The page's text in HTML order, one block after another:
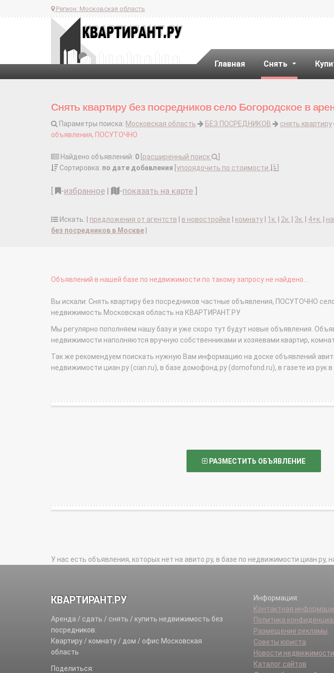
Регион: Московская область
Главная Снять
Снять квартиру без посредников село Богородское в
Параметры поиска: Московская область БЕЗ ПОСРЕДНИКОВ снять квартиру
объявления, ПОСУТОЧНО
Найдено объявлений: 0 расширенный поиск
Сортировка: по дате добавления упорядочить по стоимости
-избранное | -показать на карте
Искать: | предложения от агентств в новостройке комнату 1к. 2к. 3к. 4+к.
без посредников в Москве
Объявлений в нашей базе по недвижимости по такому запросу не найдено...
Вы искали: Снять квартиру без посредников частные объявления, ПОСУТОЧНО
недвижимость Московская область на КВАРТИРАНТ.РУ
Мы регулярно пополняем нашу базу и уже скоро тут будут новые объявления.
недвижимости наполняются вручную собственниками и хозяевами квартир,
Так же рекомендуем поискать нужную Вам информацию на доске объявлений
недвижимости циан.ру (cian.ru), в базе домофонд.ру (domofond.ru), в газете из рук в
РАЗМЕСТИТЬ ОБЪЯВЛЕНИЕ
У нас есть объявления, которых нет на авито.ру, в базе по недвижимости циан.ру,
КВАРТИРАНТ.РУ
Аренда / сдать / снять / купить недвижимость без
посредников.
Квартиру / комнату / дом / офис Московская
область
Поделиться:
Информация:
Контактная
Политика
Размещение рекламы
Советы юриста
Новости недвижимости
Каталог сайтов